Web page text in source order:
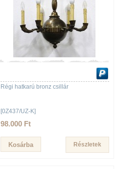
Régi hatkarú bronz csillár
[0Z437/UZ-K]
98.000 Ft
Részletek